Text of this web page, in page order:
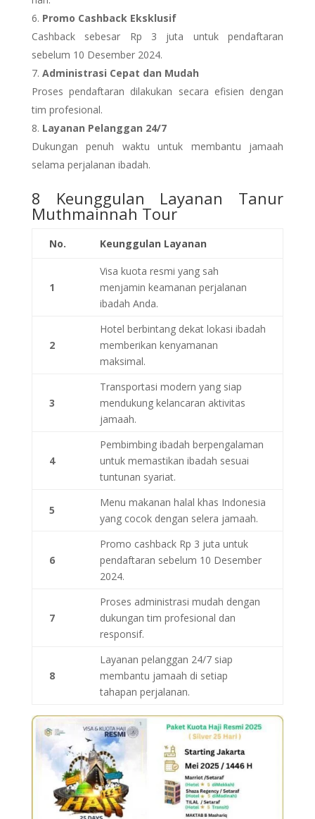
Promo Cashback Eksklusif
Cashback sebesar Rp 3 juta untuk pendaftaran
sebelum 10 Desember 2024.
Administrasi Cepat dan Mudah
Proses pendaftaran dilakukan secara efisien dengan
tim profesional.
Layanan Pelanggan 24/7
Dukungan penuh waktu untuk membantu jamaah
selama perjalanan ibadah.
8 Keunggulan Layanan Tanur
Muthmainnah Tour
No. Keunggulan Layanan
1
Visa kuota resmi yang sah
menjamin keamanan perjalanan
ibadah Anda.
2
Hotel berbintang dekat lokasi ibadah
memberikan kenyamanan
maksimal.
3
Transportasi modern yang siap
mendukung kelancaran aktivitas
jamaah.
4
Pembimbing ibadah berpengalaman
untuk memastikan ibadah sesuai
tuntunan syariat.
5
Menu makanan halal khas Indonesia
yang cocok dengan selera jamaah.
6
Promo cashback Rp 3 juta untuk
pendaftaran sebelum 10 Desember
2024.
7
Proses administrasi mudah dengan
dukungan tim profesional dan
responsif.
8
Layanan pelanggan 24/7 siap
membantu jamaah di setiap
tahapan perjalanan.